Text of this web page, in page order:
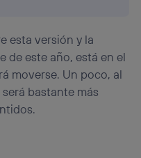
esta versión y la
de este año, está en el
moverse. Un poco, al
bastante más